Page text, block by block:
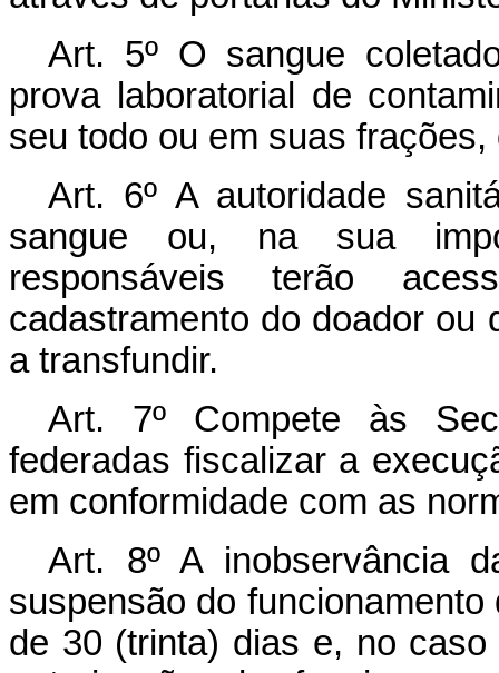
Art. 5º O sangue
prova laboratorial de
seu todo ou em suas
Art. 6º A autoridade
sangue ou, na sua
responsáveis terão
cadastramento do doador ou
a transfundir.
Art. 7º Compete às
federadas fiscalizar a
em conformidade com as
Art. 8º A inobservância
suspensão do
de 30 (trinta) dias e, no